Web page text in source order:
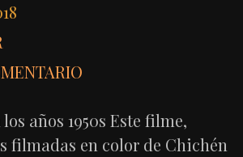
años 1950s Este filme,
filmadas en color de Chichén